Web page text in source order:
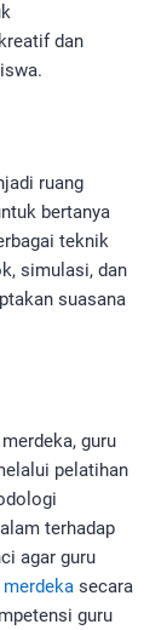
dan
ruang
bertanya
teknik
simulasi, dan
suasana
guru
pelatihan
terhadap
agar guru
secara
guru